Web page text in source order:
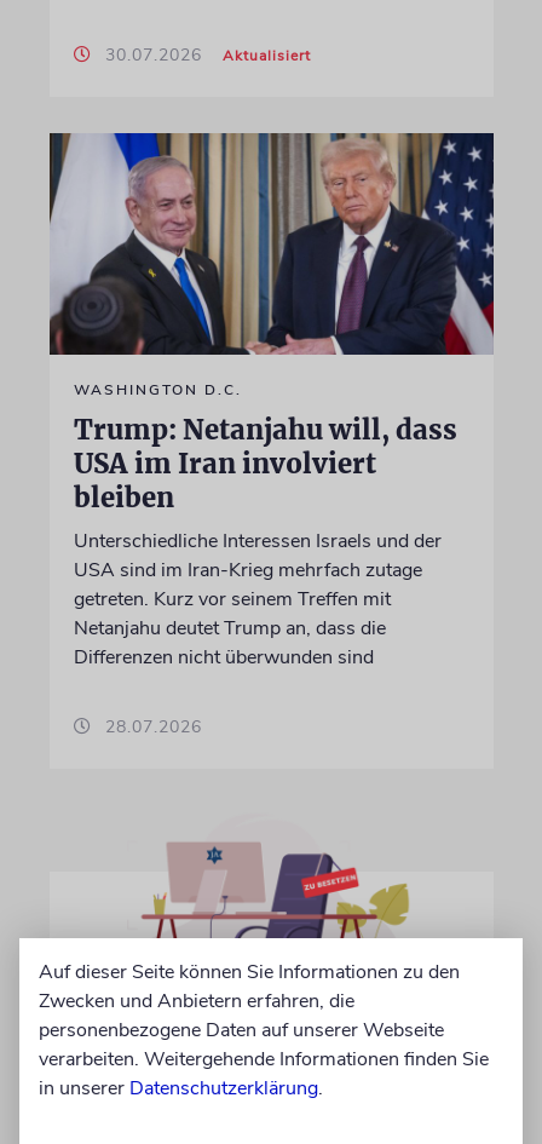
30.07.2026 Aktualisiert
WASHINGTON D.C.
Trump: Netanjahu will, dass
USA im Iran involviert
bleiben
Unterschiedliche Interessen Israels und der
USA sind im Iran-Krieg mehrfach zutage
getreten. Kurz vor seinem Treffen mit
Netanjahu deutet Trump an, dass die
Differenzen nicht überwunden sind
28.07.2026
IN EIGENER SACHE
Volontär/in gesucht
Auf dieser Seite können Sie Informationen zu den
Zwecken und Anbietern erfahren, die
personenbezogene Daten auf unserer Webseite
verarbeiten. Weitergehende Informationen finden Sie
in unserer Datenschutzerklärung.